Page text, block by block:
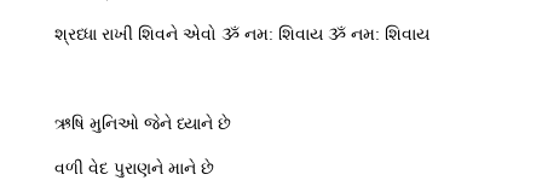
શ્રધ્ધા રાખી શિવને એવો ૐ નમ: શિવાય ૐ નમ: શિવાય
ઋષિ મુનિઓ જેને ધ્યાને છે
વળી વેદ પુરાણને માને છે